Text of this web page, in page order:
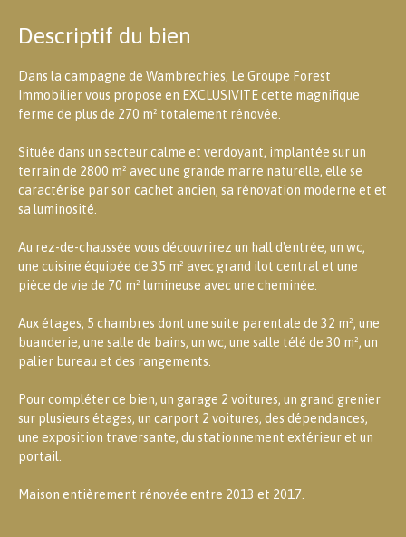
Descriptif du bien
Dans la campagne de Wambrechies, Le Groupe Forest
Immobilier vous propose en EXCLUSIVITE cette magnifique
ferme de plus de 270 m² totalement rénovée.
Située dans un secteur calme et verdoyant, implantée sur un
terrain de 2800 m² avec une grande marre naturelle, elle se
caractérise par son cachet ancien, sa rénovation moderne et et
sa luminosité.
Au rez-de-chaussée vous découvrirez un hall d'entrée, un wc,
une cuisine équipée de 35 m² avec grand ilot central et une
pièce de vie de 70 m² lumineuse avec une cheminée.
Aux étages, 5 chambres dont une suite parentale de 32 m², une
buanderie, une salle de bains, un wc, une salle télé de 30 m², un
palier bureau et des rangements.
Pour compléter ce bien, un garage 2 voitures, un grand grenier
sur plusieurs étages, un carport 2 voitures, des dépendances,
une exposition traversante, du stationnement extérieur et un
portail.
Maison entièrement rénovée entre 2013 et 2017.